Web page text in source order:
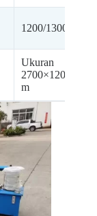
1200/1300kg
Ukuran
m